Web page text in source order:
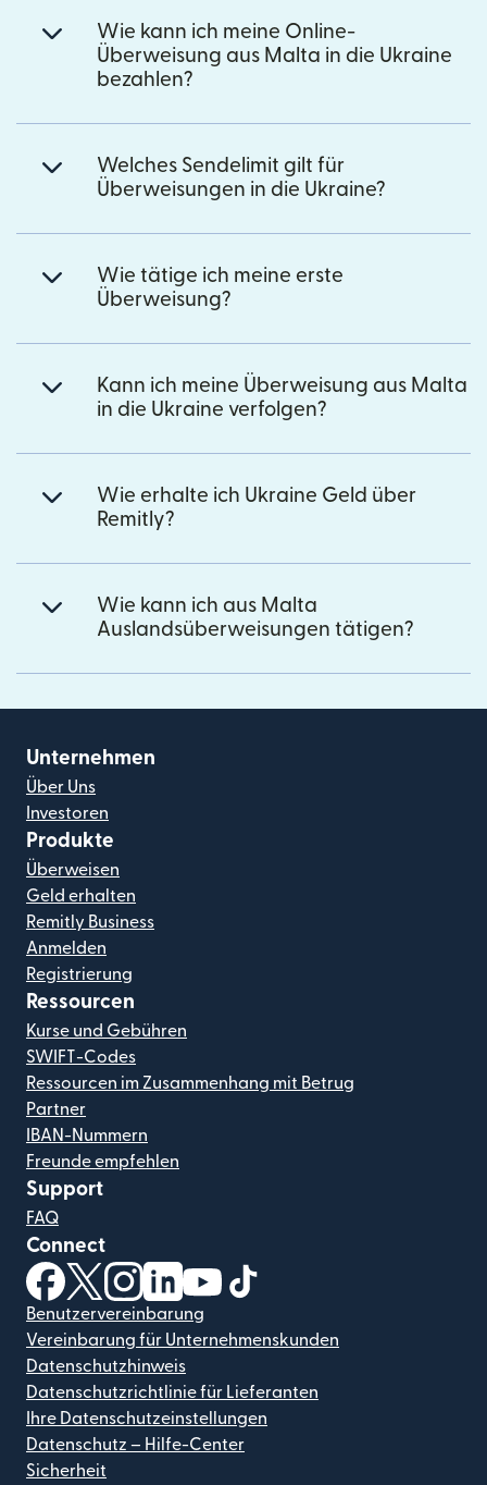
Wie kann ich meine Online-
Überweisung aus Malta in die Ukraine
bezahlen?
Welches Sendelimit gilt für
Überweisungen in die Ukraine?
Wie tätige ich meine erste
Überweisung?
Kann ich meine Überweisung aus Malta
in die Ukraine verfolgen?
Wie erhalte ich Ukraine Geld über
Remitly?
Wie kann ich aus Malta
Auslandsüberweisungen tätigen?
Unternehmen
Über Uns
Investoren
Produkte
Überweisen
Geld erhalten
Remitly Business
Anmelden
Registrierung
Ressourcen
Kurse und Gebühren
SWIFT-Codes
Ressourcen im Zusammenhang mit Betrug
Partner
IBAN-Nummern
Freunde empfehlen
Support
FAQ
Connect
(wird in einem neuen Fenster geöffnet)
(wird in einem neuen Fenster geöffnet)
(wird in einem neuen Fenster geöffnet)
(wird in einem neuen Fenster geöffnet)
(wird in einem neuen Fenster
Benutzervereinbarung
Vereinbarung für Unternehmenskunden
Datenschutzhinweis
Datenschutzrichtlinie für Lieferanten
Ihre Datenschutzeinstellungen
Datenschutz – Hilfe-Center
Sicherheit